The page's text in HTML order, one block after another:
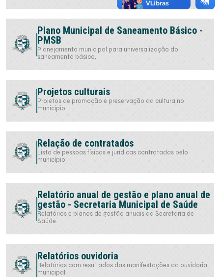
Plano Municipal de Saneamento Básico -
PMSB
Planejamento municipal para universalização do
saneamento básico.
Projetos culturais
Projetos de promoção e preservação da cultura no
município.
Relação de contratados
Lista de pessoas físicas e jurídicas contratadas pelo
município.
Relatório anual de gestão e plano anual de
gestão - Secretaria Municipal de Saúde
Relatórios e planos de gestão anuais da Secretaria de
Saúde.
Relatórios ouvidoria
Relatórios com resultados das manifestações da ouvidoria
municipal.